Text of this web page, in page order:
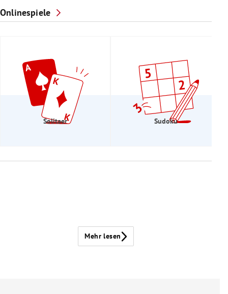
Onlinespiele
Solitaer Sudoku
Mehr lesen